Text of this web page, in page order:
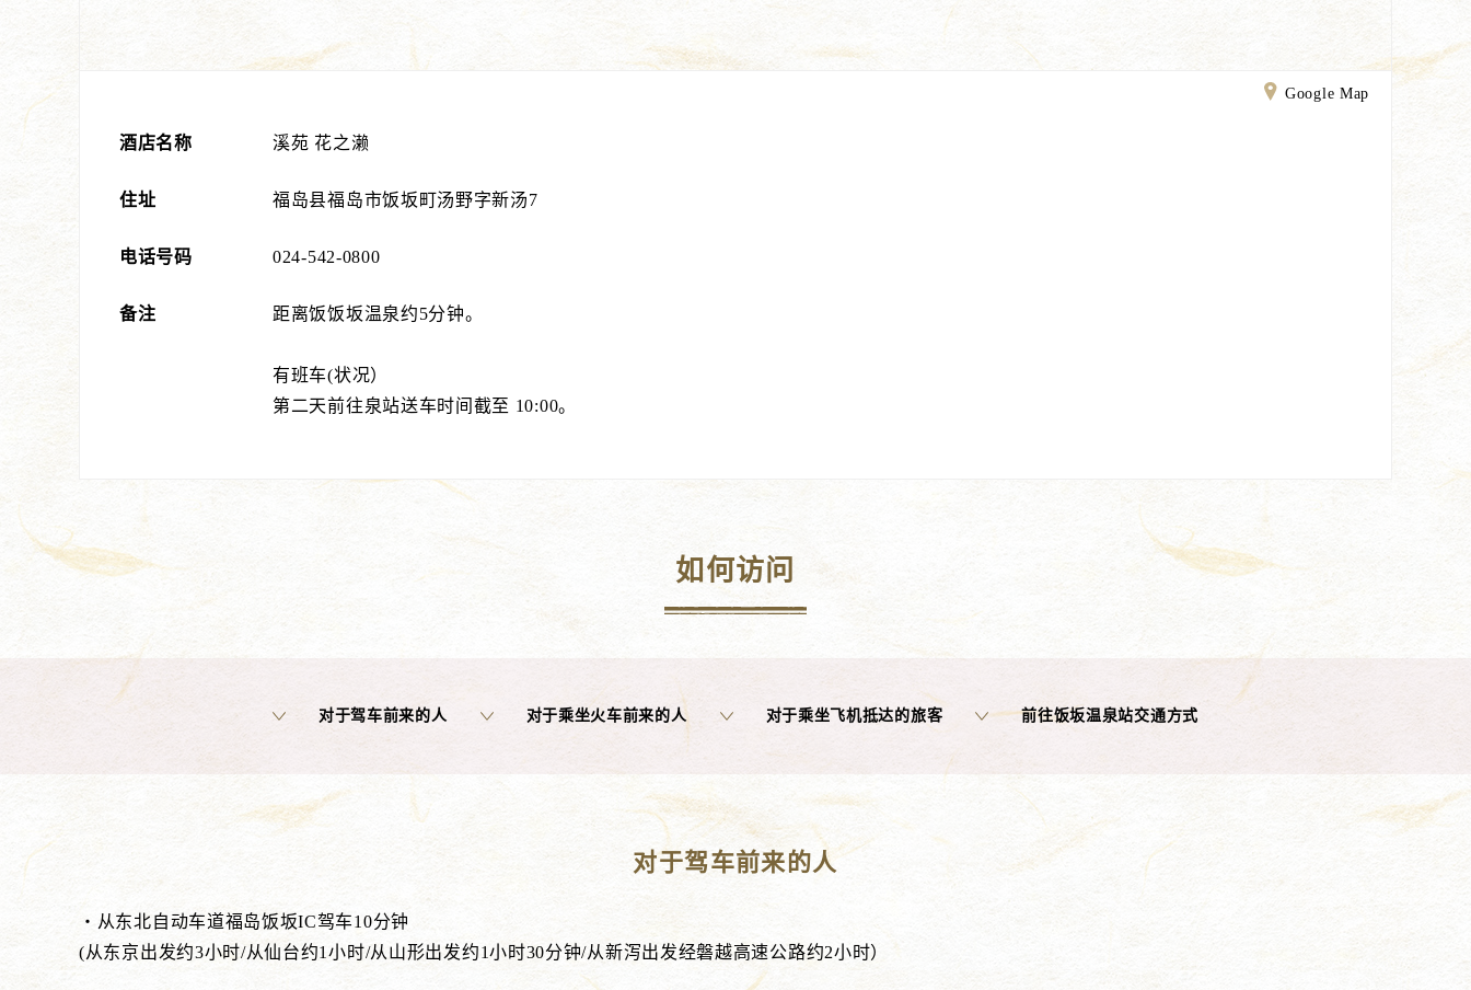
Google Map
酒店名称 溪苑 花之濑
住址 福岛县福岛市饭坂町汤野字新汤7
电话号码 024-542-0800
备注 距离饭饭坂温泉约5分钟。
有班车(状况）
第二天前往泉站送车时间截至 10:00。
如何访问
对于驾车前来的人 对于乘坐火车前来的人 对于乘坐飞机抵达的旅客 前往饭坂温泉站交通方式
对于驾车前来的人
・从东北自动车道福岛饭坂IC驾车10分钟
(从东京出发约3小时/从仙台约1小时/从山形出发约1小时30分钟/从新泻出发经磐越高速公路约2小时）